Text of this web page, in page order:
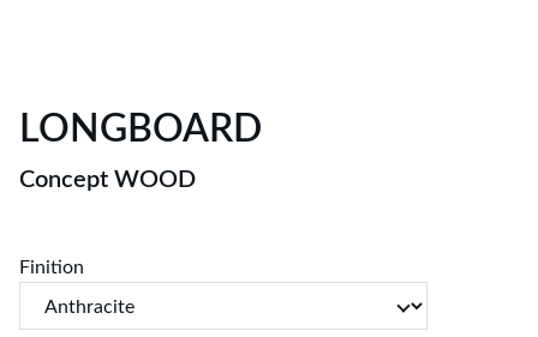
LONGBOARD
Concept WOOD
Finition